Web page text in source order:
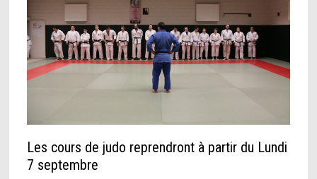
Les cours de judo reprendront à partir du Lundi
7 septembre